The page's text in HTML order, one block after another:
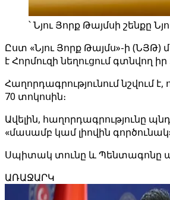
՝ Նյու Յորք Թայմսի շենքը
Ըստ «Նյու Յորք Թայմս»-ի
է Հորմուզի նեղուցում գտնվող
Հաղորդագրությունում
70 տոկոսին։
Ավելին, հաղորդագրությունը
«մասամբ կամ լիովին
Սպիտակ տունը և Պենտագոնը
ԱՌԱՋԱՐԿ